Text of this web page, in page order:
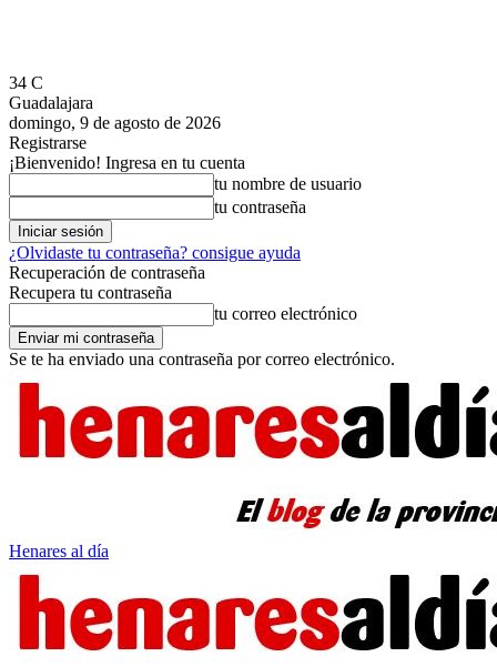
34 C
Guadalajara
domingo, 9 de agosto de 2026
Registrarse
¡Bienvenido! Ingresa en tu cuenta
tu nombre de usuario
tu contraseña
¿Olvidaste tu contraseña? consigue ayuda
Recuperación de contraseña
Recupera tu contraseña
tu correo electrónico
Se te ha enviado una contraseña por correo electrónico.
Henares al día